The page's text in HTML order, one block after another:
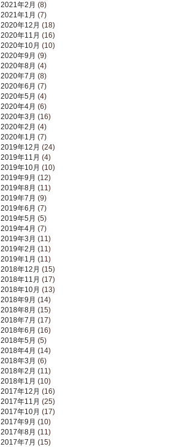
2021年2月 (8)
2021年1月 (7)
2020年12月 (18)
2020年11月 (16)
2020年10月 (10)
2020年9月 (9)
2020年8月 (4)
2020年7月 (8)
2020年6月 (7)
2020年5月 (4)
2020年4月 (6)
2020年3月 (16)
2020年2月 (4)
2020年1月 (7)
2019年12月 (24)
2019年11月 (4)
2019年10月 (10)
2019年9月 (12)
2019年8月 (11)
2019年7月 (9)
2019年6月 (7)
2019年5月 (5)
2019年4月 (7)
2019年3月 (11)
2019年2月 (11)
2019年1月 (11)
2018年12月 (15)
2018年11月 (17)
2018年10月 (13)
2018年9月 (14)
2018年8月 (15)
2018年7月 (17)
2018年6月 (16)
2018年5月 (5)
2018年4月 (14)
2018年3月 (6)
2018年2月 (11)
2018年1月 (10)
2017年12月 (16)
2017年11月 (25)
2017年10月 (17)
2017年9月 (10)
2017年8月 (11)
2017年7月 (15)